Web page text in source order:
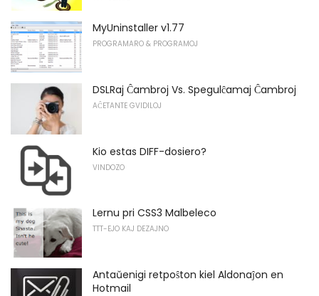
MyUninstaller v1.77
PROGRAMARO & PROGRAMOJ
DSLRaj Ĉambroj Vs. Spegulĉamaj Ĉambroj
AĈETANTE GVIDILOJ
Kio estas DIFF-dosiero?
VINDOZO
Lernu pri CSS3 Malbeleco
TTT-EJO KAJ DEZAJNO
Antaŭenigi retpoŝton kiel Aldonaĵon en
Hotmail